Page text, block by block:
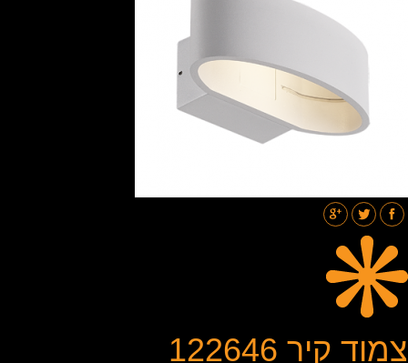
גלריות
צור קשר
צמוד קיר 122646